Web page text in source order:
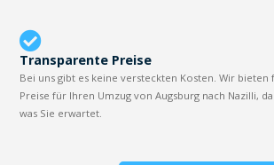
Transparente Preise
Bei uns gibt es keine versteckten Kosten. Wir
Preise für Ihren Umzug von Augsburg nach Nazilli,
was Sie erwartet.